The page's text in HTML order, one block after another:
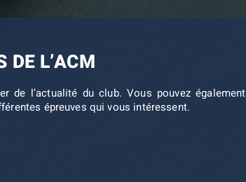
L’ACM
de l’actualité du club. Vous pouvez également
épreuves qui vous intéressent.